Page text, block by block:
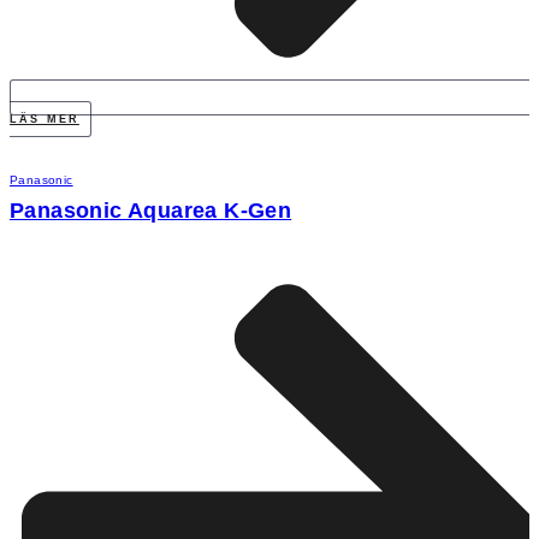
LÄS MER
Panasonic
Panasonic Aquarea K-Gen